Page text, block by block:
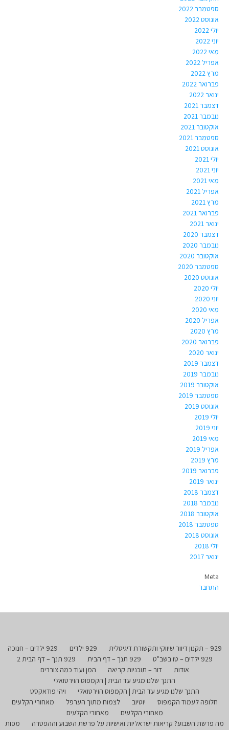
ספטמבר 2022
אוגוסט 2022
יולי 2022
יוני 2022
מאי 2022
אפריל 2022
מרץ 2022
פברואר 2022
ינואר 2022
דצמבר 2021
נובמבר 2021
אוקטובר 2021
ספטמבר 2021
אוגוסט 2021
יולי 2021
יוני 2021
מאי 2021
אפריל 2021
מרץ 2021
פברואר 2021
ינואר 2021
דצמבר 2020
נובמבר 2020
אוקטובר 2020
ספטמבר 2020
אוגוסט 2020
יולי 2020
יוני 2020
מאי 2020
אפריל 2020
מרץ 2020
פברואר 2020
ינואר 2020
דצמבר 2019
נובמבר 2019
אוקטובר 2019
ספטמבר 2019
אוגוסט 2019
יולי 2019
יוני 2019
מאי 2019
אפריל 2019
מרץ 2019
פברואר 2019
ינואר 2019
דצמבר 2018
נובמבר 2018
אוקטובר 2018
ספטמבר 2018
אוגוסט 2018
יולי 2018
ינואר 2017
Meta
התחבר
929 – תקנון דיוור שיווקי ותקשורת דיגיטלית 929 ילדים
929 ילדים – חנוכה
929 ילדים – טו בשב"ט
929 תנך – דף הבית
929 תנך – דף הבית 2
אודות
דור – תוכניות קריאה
המן ועוד כמה צוררים
התנך שלנו מגיע עד הבית | הקמפוס הוירטואלי
התנך שלנו מגיע עד הבית | הקמפוס הוירטואלי
ויהי פודאקסט
חלופה לעמוד הקמפוס
יוטיוב לצמוח מתוך הערפל
מאחורי הקלעים
מאחורי הקלעים
מאחורי הקלעים
מה פרשת השבוע? קריאות ישראליות ואישיות על פרשת השבוע וההפטרה
מפות